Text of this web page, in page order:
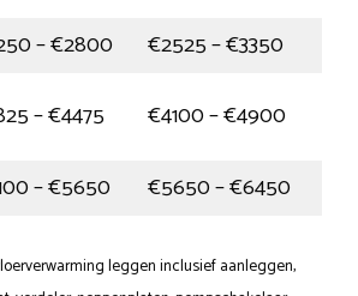
– €2800
€2525 – €3350
– €4475
€4100 – €4900
– €5650 €5650 – €6450
leggen inclusief aanleggen,